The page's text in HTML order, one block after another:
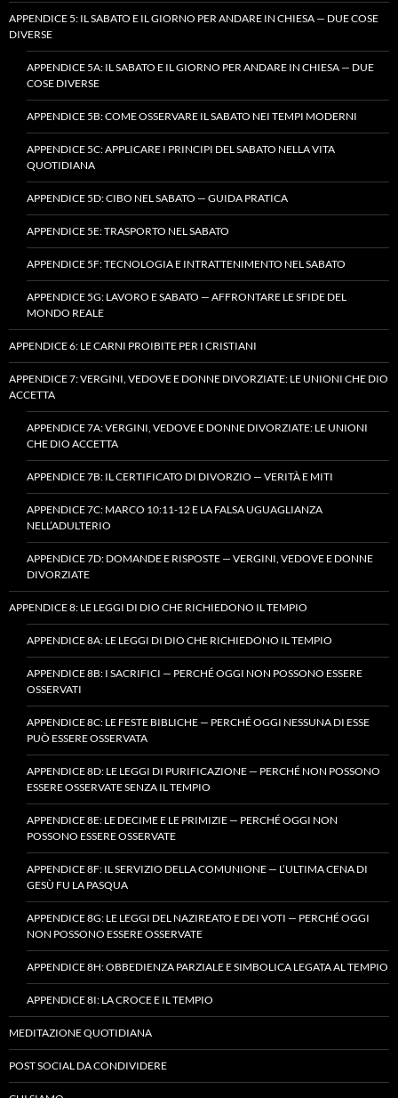
APPENDICE 5: IL SABATO E IL GIORNO PER ANDARE IN CHIESA — DUE COSE
DIVERSE
APPENDICE 5A: IL SABATO E IL GIORNO PER ANDARE IN CHIESA — DUE
COSE DIVERSE
APPENDICE 5B: COME OSSERVARE IL SABATO NEI TEMPI MODERNI
APPENDICE 5C: APPLICARE I PRINCIPI DEL SABATO NELLA VITA
QUOTIDIANA
APPENDICE 5D: CIBO NEL SABATO — GUIDA PRATICA
APPENDICE 5E: TRASPORTO NEL SABATO
APPENDICE 5F: TECNOLOGIA E INTRATTENIMENTO NEL SABATO
APPENDICE 5G: LAVORO E SABATO — AFFRONTARE LE SFIDE DEL
MONDO REALE
APPENDICE 6: LE CARNI PROIBITE PER I CRISTIANI
APPENDICE 7: VERGINI, VEDOVE E DONNE DIVORZIATE: LE UNIONI CHE DIO
ACCETTA
APPENDICE 7A: VERGINI, VEDOVE E DONNE DIVORZIATE: LE UNIONI
CHE DIO ACCETTA
APPENDICE 7B: IL CERTIFICATO DI DIVORZIO — VERITÀ E MITI
APPENDICE 7C: MARCO 10:11-12 E LA FALSA UGUAGLIANZA
NELL’ADULTERIO
APPENDICE 7D: DOMANDE E RISPOSTE — VERGINI, VEDOVE E DONNE
DIVORZIATE
APPENDICE 8: LE LEGGI DI DIO CHE RICHIEDONO IL TEMPIO
APPENDICE 8A: LE LEGGI DI DIO CHE RICHIEDONO IL TEMPIO
APPENDICE 8B: I SACRIFICI — PERCHÉ OGGI NON POSSONO ESSERE
OSSERVATI
APPENDICE 8C: LE FESTE BIBLICHE — PERCHÉ OGGI NESSUNA DI ESSE
PUÒ ESSERE OSSERVATA
APPENDICE 8D: LE LEGGI DI PURIFICAZIONE — PERCHÉ NON POSSONO
ESSERE OSSERVATE SENZA IL TEMPIO
APPENDICE 8E: LE DECIME E LE PRIMIZIE — PERCHÉ OGGI NON
POSSONO ESSERE OSSERVATE
APPENDICE 8F: IL SERVIZIO DELLA COMUNIONE — L’ULTIMA CENA DI
GESÙ FU LA PASQUA
APPENDICE 8G: LE LEGGI DEL NAZIREATO E DEI VOTI — PERCHÉ OGGI
NON POSSONO ESSERE OSSERVATE
APPENDICE 8H: OBBEDIENZA PARZIALE E SIMBOLICA LEGATA AL TEMPIO
APPENDICE 8I: LA CROCE E IL TEMPIO
MEDITAZIONE QUOTIDIANA
POST SOCIAL DA CONDIVIDERE